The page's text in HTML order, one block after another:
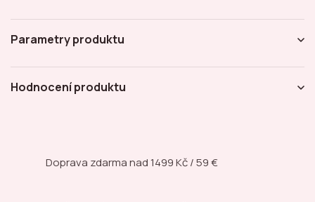
Parametry produktu
Hodnocení produktu
Doprava zdarma nad1499 Kč / 59 €